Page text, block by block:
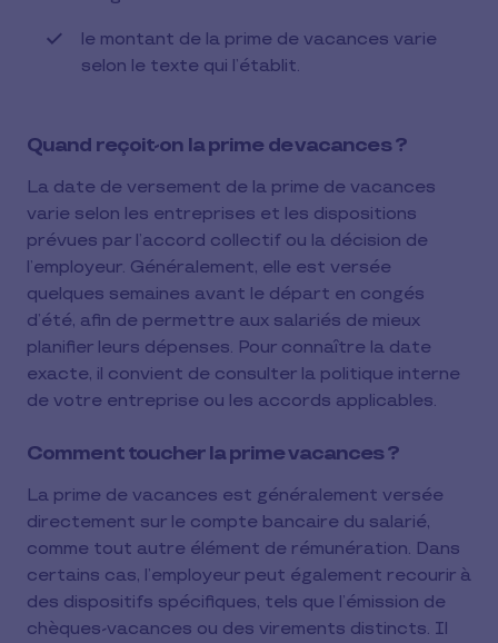
le montant de la prime de vacances varie
selon le texte qui l’établit.
Quand reçoit-on la prime de vacances ?
La date de versement de la prime de vacances
varie selon les entreprises et les dispositions
prévues par l’accord collectif ou la décision de
l’employeur. Généralement, elle est versée
quelques semaines avant le départ en congés
d’été, afin de permettre aux salariés de mieux
planifier leurs dépenses. Pour connaître la date
exacte, il convient de consulter la politique interne
de votre entreprise ou les accords applicables.
Comment toucher la prime vacances ?
La prime de vacances est généralement versée
directement sur le compte bancaire du salarié,
comme tout autre élément de rémunération. Dans
certains cas, l’employeur peut également recourir à
des dispositifs spécifiques, tels que l’émission de
chèques-vacances ou des virements distincts. Il